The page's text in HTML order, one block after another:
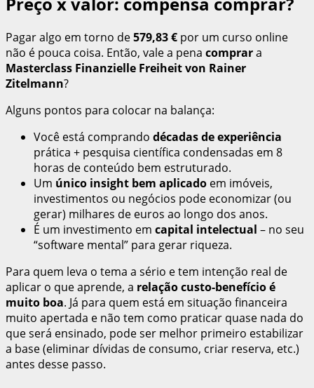
Pagar algo em torno de579,83 € por um curso online
não é pouca coisa. Então, vale a pena comprara
Masterclass Finanzielle Freiheit von Rainer
Zitelmann?
Alguns pontos para colocar na balança:
Você está comprando décadas de experiência
prática + pesquisa científica condensadas em 8
horas de conteúdo bem estruturado.
Um único insight bem aplicado em imóveis,
investimentos ou negócios pode economizar (ou
gerar) milhares de euros ao longo dos anos.
É um investimento em capital intelectual – no seu
“software mental” para gerar riqueza.
Para quem leva o tema a sério e tem intenção real de
aplicar o que aprende, a relação custo-benefício é
muito boa. Já para quem está em situação financeira
muito apertada e não tem como praticar quase nada do
que será ensinado, pode ser melhor primeiro estabilizar
a base (eliminar dívidas de consumo, criar reserva, etc.)
antes desse passo.